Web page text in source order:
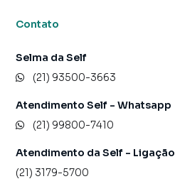
Contato
Selma da Self
(21) 93500-3663
Atendimento Self - Whatsapp
(21) 99800-7410
Atendimento da Self - Ligação
(21) 3179-5700